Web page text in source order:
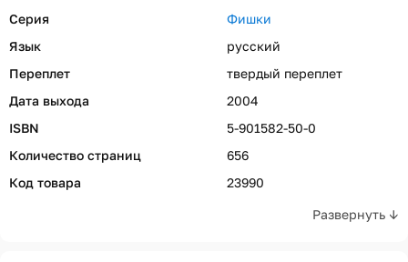
Развернуть ↓
Серия
Фишки
Язык
русский
Переплет
твердый переплет
Дата выхода
2004
ISBN
5-901582-50-0
Количество страниц
656
Код товара
23990